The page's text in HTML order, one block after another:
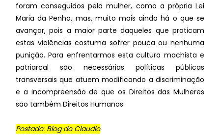
foram conseguidos pela mulher, como a própria Lei
Maria da Penha, mas, muito mais ainda há o que se
avançar, pois a maior parte daqueles que praticam
estas violências costuma sofrer pouca ou nenhuma
punição. Para enfrentarmos esta cultura machista e
patriarcal são necessárias políticas públicas
transversais que atuem modificando a discriminação
e a incompreensão de que os Direitos das Mulheres
são também Direitos Humanos
Postado: Blog do Claudio